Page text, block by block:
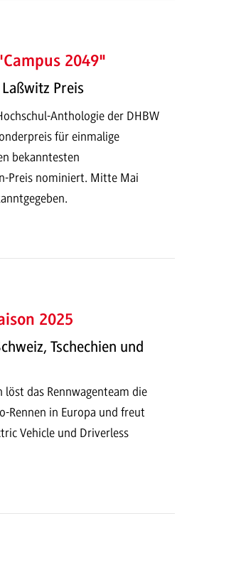
2049"
Preis
Anthologie der DHBW
für einmalige
bekanntesten
Preis nominiert. Mitte Mai
2025
Tschechien und
löst das Rennwagenteam die
Rennen in Europa und freut
Vehicle und Driverless